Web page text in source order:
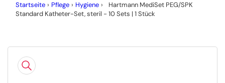
Startseite › Pflege › Hygiene ›
Hartmann MediSet PEG/SPK
Standard Katheter-Set, steril - 10 Sets | 1 Stück
Produktinformationen
springen